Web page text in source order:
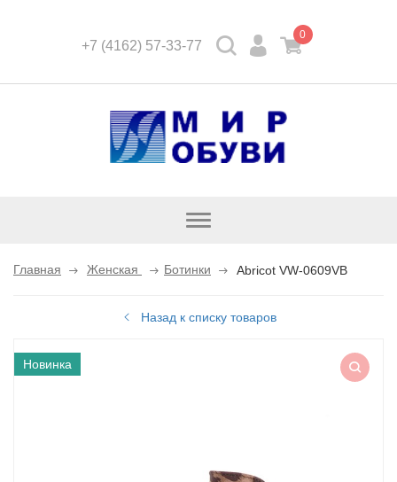
+7 (4162) 57-33-77
0
Открыть
Главная Женская Ботинки Abricot VW-0609VB
Назад к списку товаров